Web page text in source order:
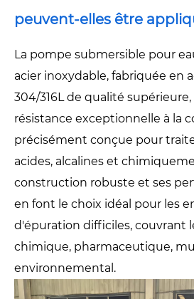
peuvent-elles être
La pompe submersible pour
acier inoxydable, fabriquée en
304/316L de qualité
résistance exceptionnelle à la
précisément conçue pour
acides, alcalines et
construction robuste et ses
en font le choix idéal pour les
d'épuration difficiles, couvrant
chimique, pharmaceutique,
environnemental.